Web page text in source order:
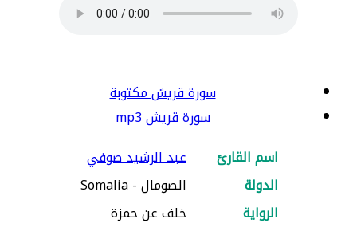
سورة قريش مكتوبة
سورة قريش mp3
اسم القارئ
عبد الرشيد صوفي
الدولة
الصومال - Somalia
الرواية
خلف عن حمزة